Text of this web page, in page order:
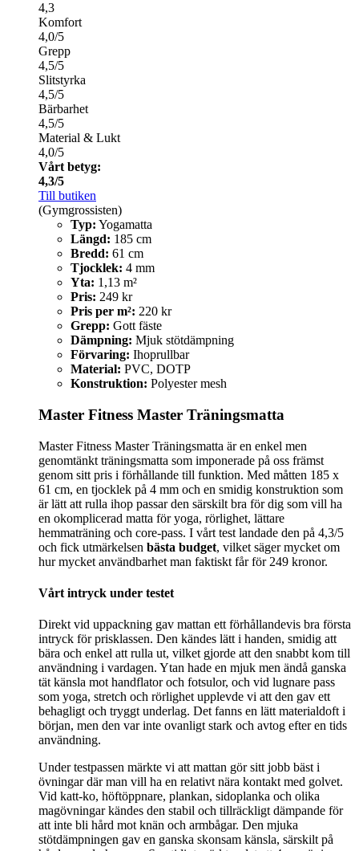
4,3
Komfort
4,0/5
Grepp
4,5/5
Slitstyrka
4,5/5
Bärbarhet
4,5/5
Material & Lukt
4,0/5
Vårt betyg:
4,3/5
Till butiken
(Gymgrossisten)
Typ: Yogamatta
Längd: 185 cm
Bredd: 61 cm
Tjocklek: 4 mm
Yta: 1,13 m²
Pris: 249 kr
Pris per m²: 220 kr
Grepp: Gott fäste
Dämpning: Mjuk stötdämpning
Förvaring: Ihoprullbar
Material: PVC, DOTP
Konstruktion: Polyester mesh
Master Fitness Master Träningsmatta
Master Fitness Master Träningsmatta är en enkel men
genomtänkt träningsmatta som imponerade på oss främst
genom sitt pris i förhållande till funktion. Med måtten 185 x
61 cm, en tjocklek på 4 mm och en smidig konstruktion som
är lätt att rulla ihop passar den särskilt bra för dig som vill ha
en okomplicerad matta för yoga, rörlighet, lättare
hemmaträning och core-pass. I vårt test landade den på 4,3/5
och fick utmärkelsen bästa budget, vilket säger mycket om
hur mycket användbarhet man faktiskt får för 249 kronor.
Vårt intryck under testet
Direkt vid uppackning gav mattan ett förhållandevis bra första
intryck för prisklassen. Den kändes lätt i handen, smidig att
bära och enkel att rulla ut, vilket gjorde att den snabbt kom till
användning i vardagen. Ytan hade en mjuk men ändå ganska
tät känsla mot handflator och fotsulor, och vid lugnare pass
som yoga, stretch och rörlighet upplevde vi att den gav ett
behagligt och tryggt underlag. Det fanns en lätt materialdoft i
början, men den var inte ovanligt stark och avtog efter en tids
användning.
Under testpassen märkte vi att mattan gör sitt jobb bäst i
övningar där man vill ha en relativt nära kontakt med golvet.
Vid katt-ko, höftöppnare, plankan, sidoplanka och olika
magövningar kändes den stabil och tillräckligt dämpande för
att inte bli hård mot knän och armbågar. Den mjuka
stötdämpningen gav en ganska skonsam känsla, särskilt på